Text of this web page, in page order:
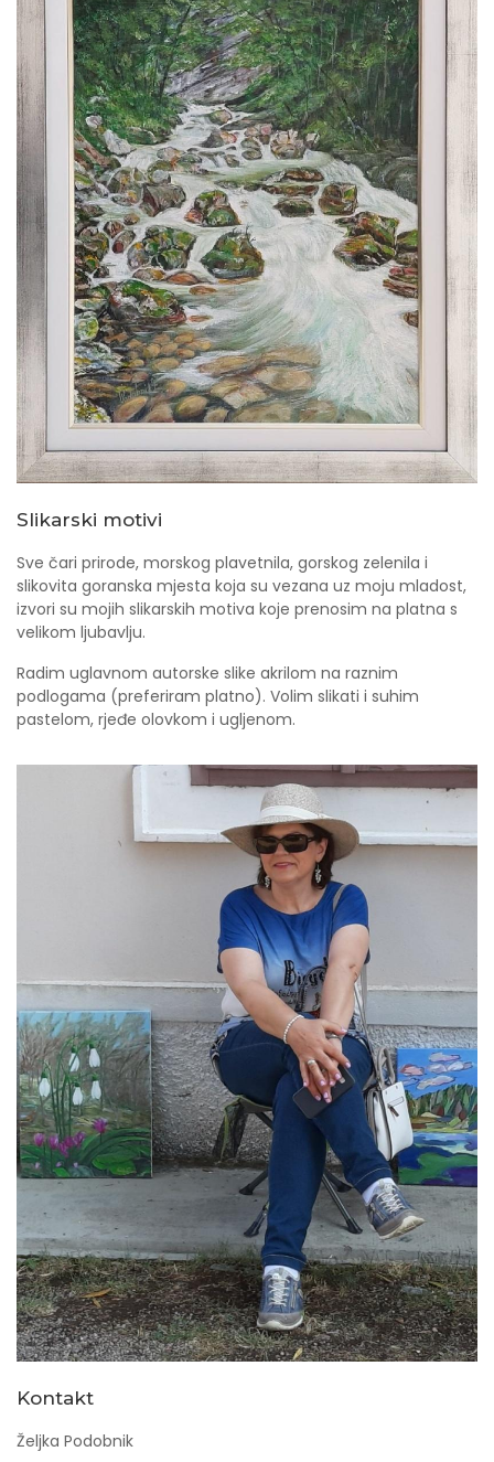
Slikarski motivi
Sve čari prirode, morskog plavetnila, gorskog zelenila i
slikovita goranska mjesta koja su vezana uz moju mladost,
izvori su mojih slikarskih motiva koje prenosim na platna s
velikom ljubavlju.
Radim uglavnom autorske slike akrilom na raznim
podlogama (preferiram platno). Volim slikati i suhim
pastelom, rjeđe olovkom i ugljenom.
Kontakt
Željka Podobnik